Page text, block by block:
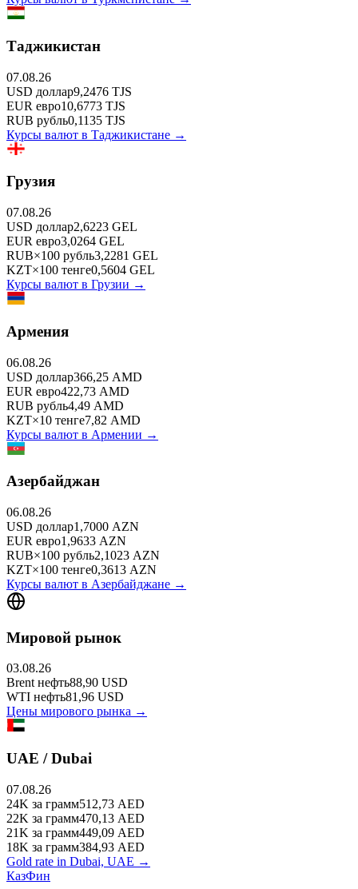
Таджикистан
07.08.26
USD доллар9,2476 TJS
EUR евро10,6773 TJS
RUB рубль0,1135 TJS
Курсы валют в Таджикистане →
Грузия
07.08.26
USD доллар2,6223 GEL
EUR евро3,0264 GEL
RUB×100 рубль3,2281 GEL
KZT×100 тенге0,5604 GEL
Курсы валют в Грузии →
Армения
06.08.26
USD доллар366,25 AMD
EUR евро422,73 AMD
RUB рубль4,49 AMD
KZT×10 тенге7,82 AMD
Курсы валют в Армении →
Азербайджан
06.08.26
USD доллар1,7000 AZN
EUR евро1,9633 AZN
RUB×100 рубль2,1023 AZN
KZT×100 тенге0,3613 AZN
Курсы валют в Азербайджане →
Мировой рынок
03.08.26
Brent нефть88,90 USD
WTI нефть81,96 USD
Цены мирового рынка →
UAE / Dubai
07.08.26
24K за грамм512,73 AED
22K за грамм470,13 AED
21K за грамм449,09 AED
18K за грамм384,93 AED
Gold rate in Dubai, UAE →
КазФин